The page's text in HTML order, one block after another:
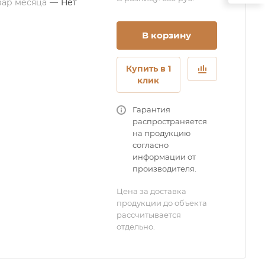
месяца — Нет
В корзину
Купить в 1
клик
Гарантия
распространяется
на продукцию
согласно
информации от
производителя.
Цена за доставка
продукции до объекта
рассчитывается
отдельно.